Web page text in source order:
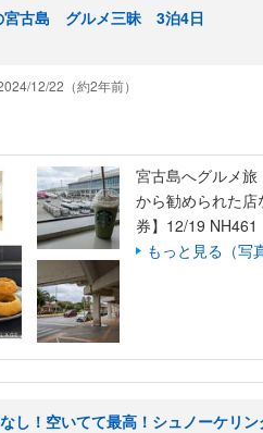
宮古島 グルメ三昧 3泊4日
12/22（約2年前）
宮古島へグルメ
から勧められた
券】12/19
もっと見る（写
し！空いてて最高！シュノーケリ